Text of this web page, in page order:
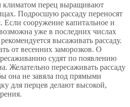
климатом перец выращивают
Подросшую рассаду переносят
Если сооружение капитальное и
уже в последних числах
высаживать рассаду.
от весенних заморозков. О
судят по появлению
Желательно пересаживать рассаду
она не завяла под прямыми
для перцев делают высокой,